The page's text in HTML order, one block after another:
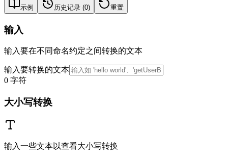
示例 历史记录 (0) 重置
输入
输入要在不同命名约定之间转换的文本
输入要转换的文本
0 字符
大小写转换
输入一些文本以查看大小写转换